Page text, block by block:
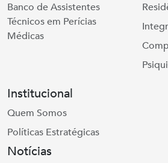
Banco de Assistentes
Técnicos em Perícias
Médicas
Institucional
Quem Somos
Políticas Estratégicas
Notícias